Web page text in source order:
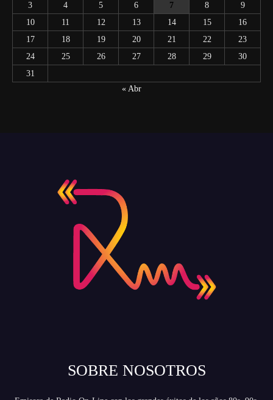
3
4 5 6 7 8
9
10
11 12 13 14 15
16
17
18 19 20 21 22
23
24
25 26 27 28 29
30
31
« Abr
SOBRE NOSOTROS